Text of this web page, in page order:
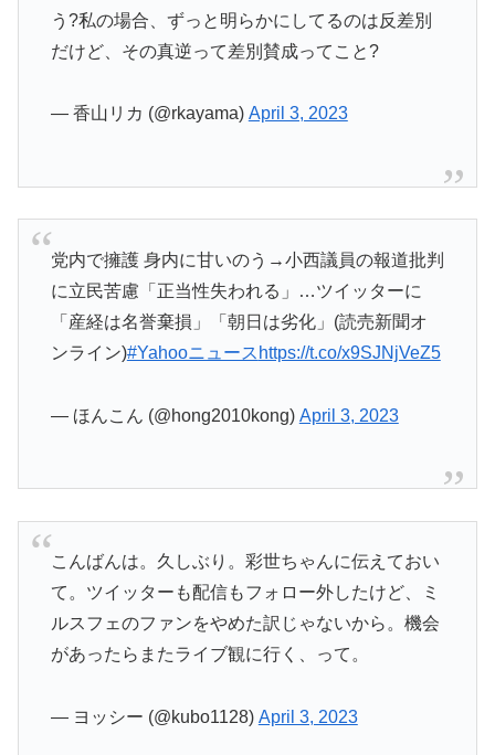
う?私の場合、ずっと明らかにしてるのは反差別
だけど、その真逆って差別賛成ってこと?
— 香山リカ (@rkayama) April 3, 2023
党内で擁護 身内に甘いのう→小西議員の報道批判
に立民苦慮「正当性失われる」…ツイッターに
「産経は名誉棄損」「朝日は劣化」(読売新聞オ
ンライン)#Yahooニュース https://t.co/x9SJNjVeZ5
— ほんこん (@hong2010kong) April 3, 2023
こんばんは。久しぶり。彩世ちゃんに伝えておい
て。ツイッターも配信もフォロー外したけど、ミ
ルスフェのファンをやめた訳じゃないから。機会
があったらまたライブ観に行く、って。
— ヨッシー (@kubo1128) April 3, 2023